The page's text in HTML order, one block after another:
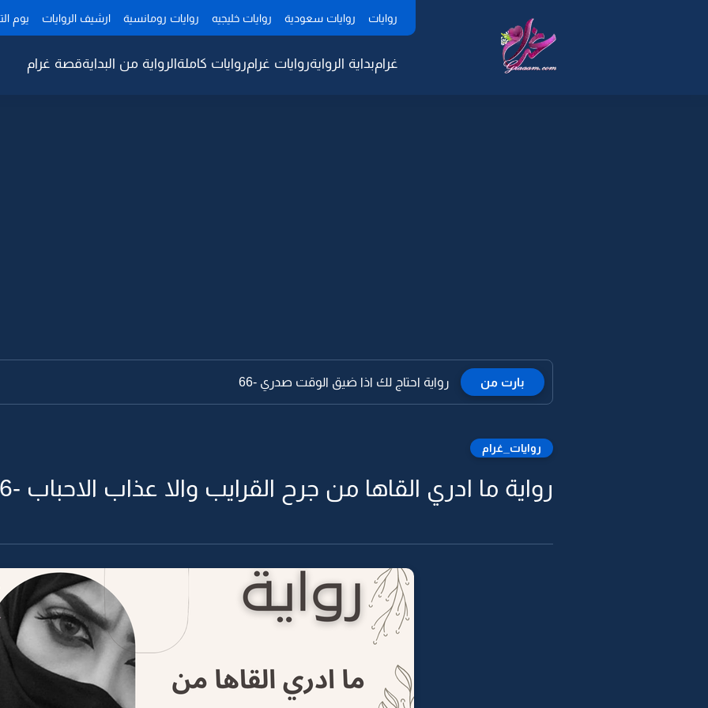
روايات روايات سعودية روايات خليجيه روايات رومانسية ارشيف الروايات يوم
غرامبداية الروايةروايات غرامروايات كاملةالرواية من البدايةقصة غرام
بارت من رواية احتاج لك اذا ضيق الوقت صدري -66
روايات_غرام
رواية ما ادري القاها من جرح القرايب والا عذاب الاحباب -16